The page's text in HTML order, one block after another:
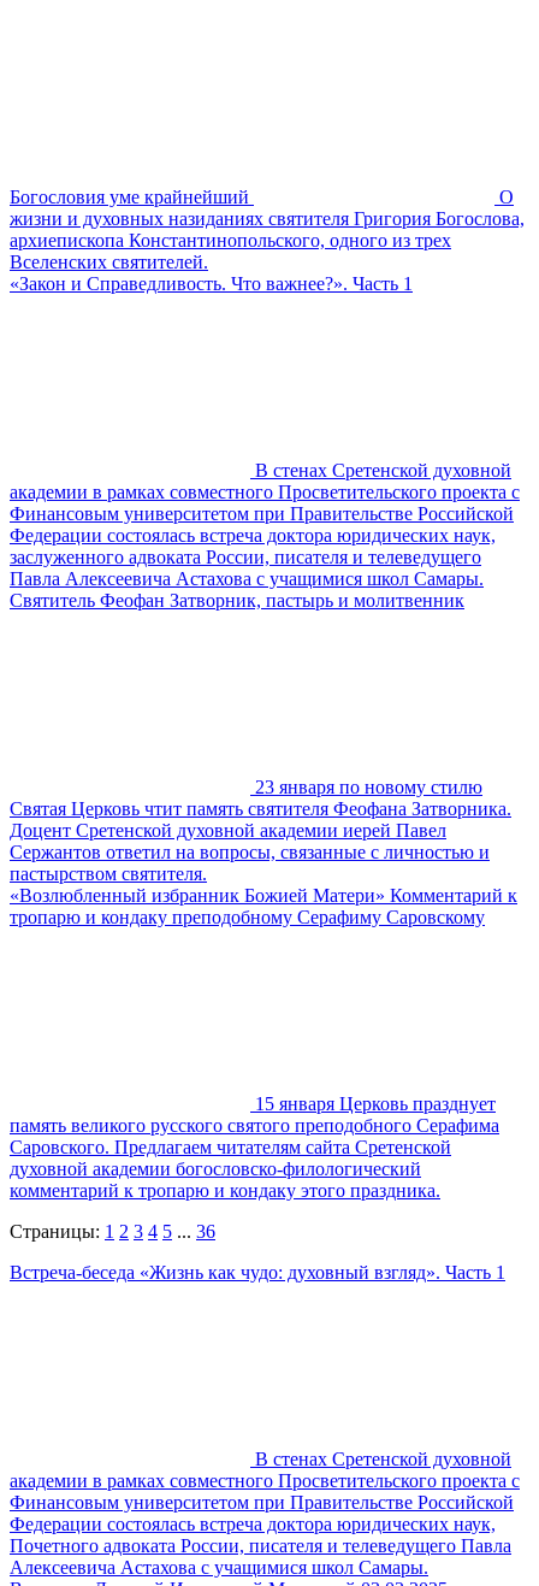
Богословия уме крайнейший
О
жизни и духовных назиданиях святителя Григория Богослова,
архиепископа Константинопольского, одного из трех
Вселенских святителей.
«Закон и Справедливость. Что важнее?». Часть 1
В стенах Сретенской духовной
академии в рамках совместного Просветительского проекта с
Финансовым университетом при Правительстве Российской
Федерации состоялась встреча доктора юридических наук,
заслуженного адвоката России, писателя и телеведущего
Павла Алексеевича Астахова с учащимися школ Самары.
Святитель Феофан Затворник, пастырь и молитвенник
23 января по новому стилю
Святая Церковь чтит память святителя Феофана Затворника.
Доцент Сретенской духовной академии иерей Павел
Сержантов ответил на вопросы, связанные с личностью и
пастырством святителя.
«Возлюбленный избранник Божией Матери» Комментарий к
тропарю и кондаку преподобному Серафиму Саровскому
15 января Церковь празднует
память великого русского святого преподобного Серафима
Саровского. Предлагаем читателям сайта Сретенской
духовной академии богословско-филологический
комментарий к тропарю и кондаку этого праздника.
Страницы: 1 2 3 4 5 ... 36
Встреча-беседа «Жизнь как чудо: духовный взгляд». Часть 1
В стенах Сретенской духовной
академии в рамках совместного Просветительского проекта с
Финансовым университетом при Правительстве Российской
Федерации состоялась встреча доктора юридических наук,
Почетного адвоката России, писателя и телеведущего Павла
Алексеевича Астахова с учащимися школ Самары.